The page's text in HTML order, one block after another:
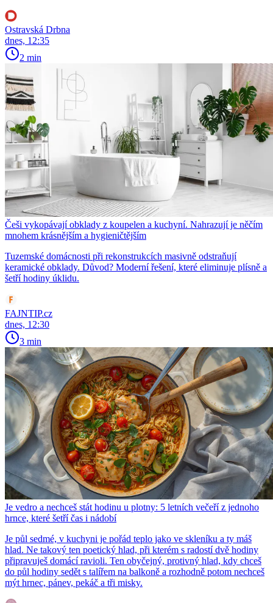
Ostravská Drbna
dnes, 12:35
2 min
Češi vykopávají obklady z koupelen a kuchyní. Nahrazují je něčím
mnohem krásnějším a hygieničtějším
Tuzemské domácnosti při rekonstrukcích masivně odstraňují
keramické obklady. Důvod? Moderní řešení, které eliminuje plísně a
šetří hodiny úklidu.
FAJNTIP.cz
dnes, 12:30
3 min
Je vedro a nechceš stát hodinu u plotny: 5 letních večeří z jednoho
hrnce, které šetří čas i nádobí
Je půl sedmé, v kuchyni je pořád teplo jako ve skleníku a ty máš
hlad. Ne takový ten poetický hlad, při kterém s radostí dvě hodiny
připravuješ domácí ravioli. Ten obyčejný, protivný hlad, kdy chceš
do půl hodiny sedět s talířem na balkoně a rozhodně potom nechceš
mýt hrnec, pánev, pekáč a tři misky.